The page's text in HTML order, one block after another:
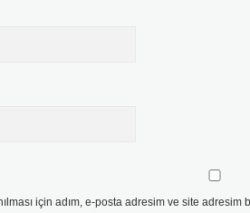
için adım, e-posta adresim ve site adresim